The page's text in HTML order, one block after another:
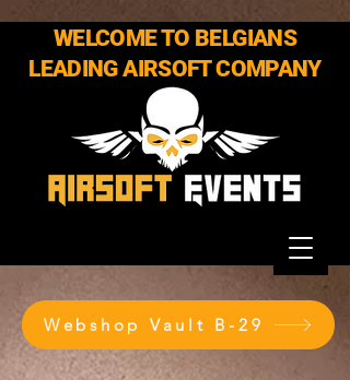
WELCOME TO BELGIANS
LEADING AIRSOFT COMPANY
Webshop Vault B-29